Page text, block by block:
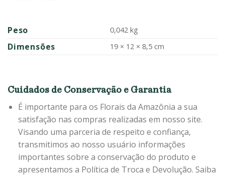
Peso 0,042 kg
Dimensões 19 × 12 × 8,5 cm
Cuidados de Conservação e Garantia
É importante para os Florais da Amazônia a sua
satisfação nas compras realizadas em nosso site.
Visando uma parceria de respeito e confiança,
transmitimos ao nosso usuário informações
importantes sobre a conservação do produto e
apresentamos a Política de Troca e Devolução. Saiba